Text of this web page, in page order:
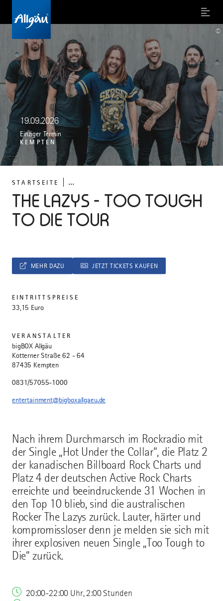
Menu
STARTSEITE ...
THE LAZYS - TOO TOUGH
TO DIE TOUR
19.09.2026
Einziger Termin
KEMPTEN
©
Nach ihrem Durchmarsch im Rockradio mit
der Single „Hot Under the Collar“, die Platz 2
der kanadischen Billboard Rock Charts und
Platz 4 der deutschen Active Rock Charts
erreichte und beeindruckende 31 Wochen in
den Top 10 blieb, sind die australischen
Rocker The Lazys zurück. Lauter, härter und
kompromissloser denn je melden sie sich mit
ihrer explosiven neuen Single „Too Tough to
Die“ zurück.
20:00-22:00 Uhr, 2:00 Stunden
MEHR DAZU JETZT TICKETS KAUFEN
EINTRITTSPREISE
33,15 Euro
VERANSTALTER
bigBOX Allgäu
Kotterner Straße 62 - 64
87435 Kempten
0831/57055-1000
entertainment@bigboxallgaeu.de